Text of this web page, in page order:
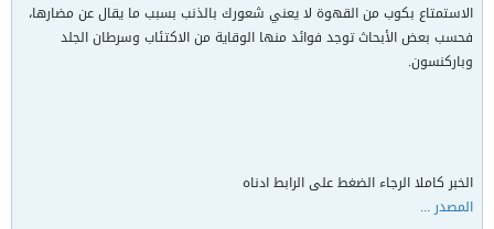
الاستمتاع بكوب من القهوة لا يعني شعورك بالذنب بسبب ما يقال عن مضارها،
فحسب بعض الأبحاث توجد فوائد منها الوقاية من الاكتئاب وسرطان الجلد
وباركنسون.
الخبر كاملا الرجاء الضغط على الرابط ادناه
المصدر ...